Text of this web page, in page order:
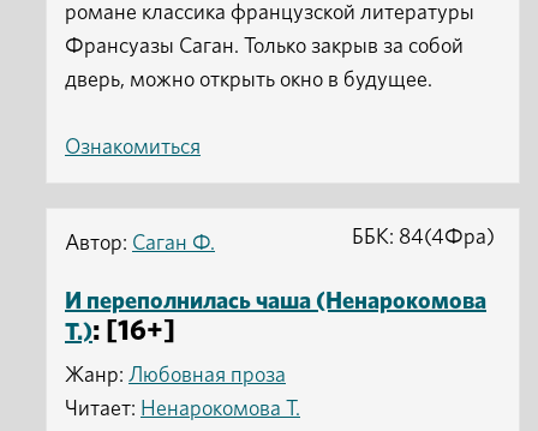
романе классика французской литературы
Франсуазы Саган. Только закрыв за собой
дверь, можно открыть окно в будущее.
Ознакомиться
Автор: Саган Ф.
И переполнилась чаша (Ненарокомова
Т.): [16+]
Жанр: Любовная проза
Читает: Ненарокомова Т.
ББК: 84(4Фра)